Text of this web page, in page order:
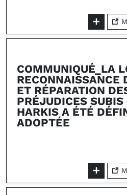
COMMUNIQUÉ_LA
RECONNAISSANCE
ET RÉPARATION
PRÉJUDICES SUBIS
HARKIS A ÉTÉ
ADOPTÉE